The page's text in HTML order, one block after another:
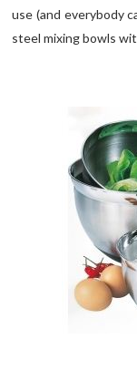
use (and everybody
steel mixing bowls